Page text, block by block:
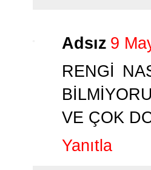
Adsız 9
RENGİ
VE ÇOK
Yanıtla